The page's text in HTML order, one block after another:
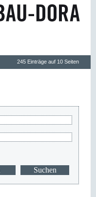
245 Einträge auf 10 Seiten